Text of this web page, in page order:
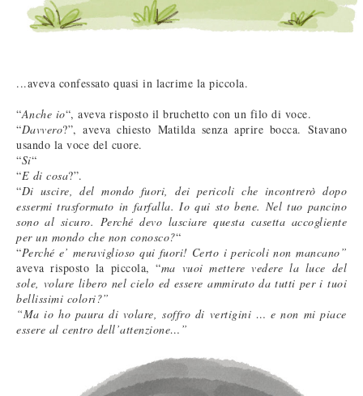
...aveva confessato quasi in lacrime la piccola.
“Anche io“, aveva risposto il bruchetto con un filo di voce.
“Davvero?”, aveva chiesto Matilda senza aprire bocca. Stavano
usando la voce del cuore.
“Si“
“E di cosa?”.
“Di uscire, del mondo fuori, dei pericoli che incontrerò dopo
essermi trasformato in farfalla. Io qui sto bene. Nel tuo pancino
sono al sicuro. Perché devo lasciare questa casetta accogliente
per un mondo che non conosco?“
“Perché e’ meraviglioso qui fuori! Certo i pericoli non mancano”
aveva risposto la piccola, “ma vuoi mettere vedere la luce del
sole, volare libero nel cielo ed essere ammirato da tutti per i tuoi
bellissimi colori?”
“Ma io ho paura di volare, soffro di vertigini … e non mi piace
essere al centro dell’attenzione…”